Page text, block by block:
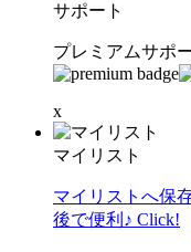
サポート
プレミアムサポ
x
マイリスト
マイリストへ保
後で便利♪ Click!